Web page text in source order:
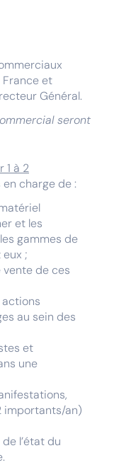
et
Général.
seront
1 à 2
en charge de :
et les
gammes de
;
de ces
au sein des
et
une
importants/an)
l’état du